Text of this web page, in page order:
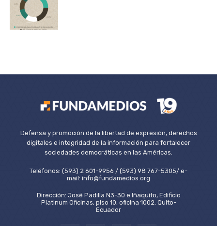
Defensa y promoción de la libertad de expresión, derechos
digitales e integridad de la información para fortalecer
sociedades democráticas en las Américas.
Teléfonos: (593) 2 601-9956 / (593) 98 767-5305/ e-
mail: info@fundamedios.org
Dirección: José Padilla N3-30 e Iñaquito, Edificio
Platinum Oficinas, piso 10, oficina 1002. Quito-
Ecuador